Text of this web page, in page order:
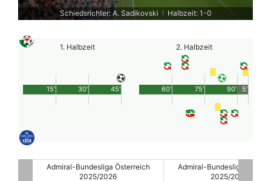
Schiedsrichter: A. Sadikovski
Halbzeit: 1-0
1. Halbzeit
45'
15' 30'
2. Halbzeit
90'
60' 75' 5'
Admiral-Bundesliga Österreich
2025/2026
Admiral-Bundesliga
2025/2026